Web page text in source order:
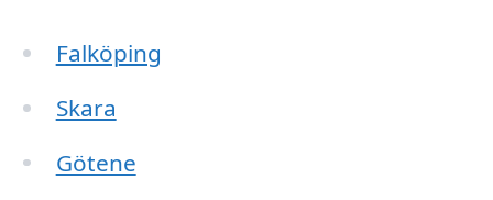
Falköping
Skara
Götene